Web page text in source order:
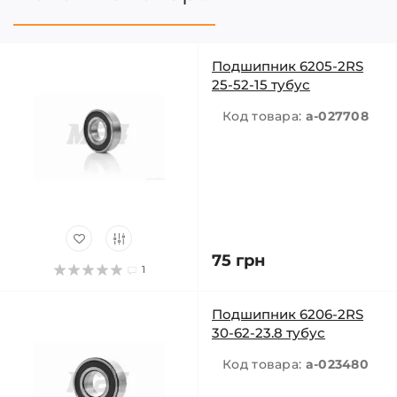
1
Подшипник 6205-2RS
25-52-15 тубус
Код товара: a-027708
75 грн
Подшипник 6206-2RS
30-62-23.8 тубус
Код товара: a-023480